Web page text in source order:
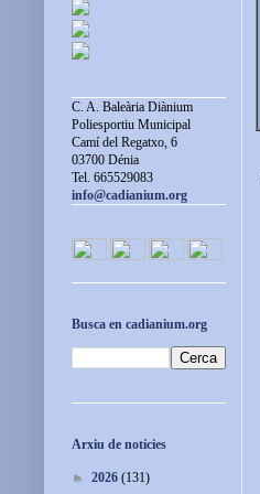
C. A. Baleària Diànium
Poliesportiu Municipal
Camí del Regatxo, 6
03700 Dénia
Tel. 665529083
info@cadianium.org
Busca en cadianium.org
Arxiu de notícies
► 2026 (131)